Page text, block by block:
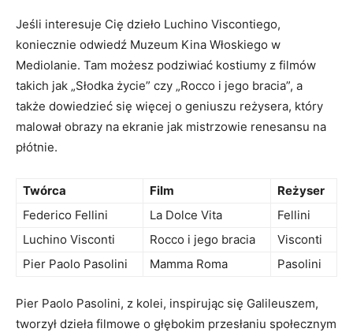
Jeśli interesuje ⁢Cię dzieło Luchino Viscontiego,
koniecznie odwiedź Muzeum Kina ​Włoskiego w⁣
Mediolanie.⁤ Tam ⁤możesz podziwiać kostiumy ⁤z⁤ filmów
‍takich⁣ jak „Słodka życie” ​czy „Rocco i ⁢jego⁢ bracia”, a
także dowiedzieć ‍się⁤ więcej ‍o⁢ geniuszu reżysera, który
malował ⁢obrazy na ⁢ekranie jak ‍mistrzowie⁤ renesansu ‌na
płótnie.
Twórca Film
Reżyser
Federico Fellini
La Dolce Vita
Fellini
Luchino Visconti
Rocco i ⁣jego ⁤bracia
Visconti
Pier Paolo Pasolini
Mamma ⁢Roma Pasolini
Pier⁤ Paolo Pasolini,‌ z kolei, inspirując się Galileuszem,
tworzył dzieła filmowe ‌o głębokim przesłaniu społecznym